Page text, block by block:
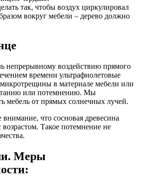
так, чтобы воздух циркулировал
вокруг мебели – дерево должно
непрерывному воздействию прямого
времени ультрафиолетовые
микротрещины в материале мебели или
или потемнению. Мы
мебель от прямых солнечных лучей.
что сосновая древесина
возрастом. Такое потемнение не
Меры